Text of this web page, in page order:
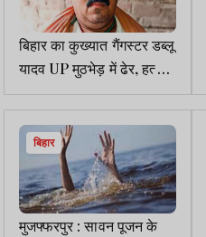
बिहार का कुख्यात गैंगस्टर डब्लू
यादव UP मुठभेड़ में ढेर, हत्या-
डकैती समेत 24 संगीन मामलों
में था वांछित
बिहार
मुजफ्फरपुर : सावन पूजन के